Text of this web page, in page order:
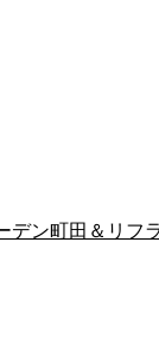
デン町田＆リフ